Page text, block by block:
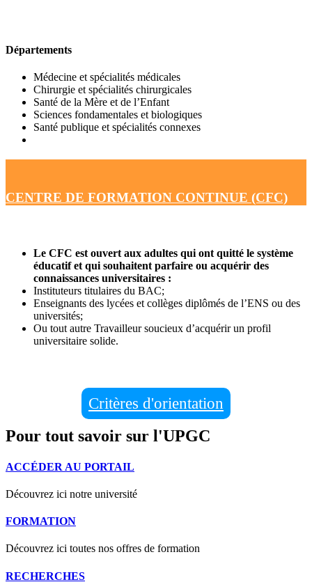
Départements
Médecine et spécialités médicales
Chirurgie et spécialités chirurgicales
Santé de la Mère et de l’Enfant
Sciences fondamentales et biologiques
Santé publique et spécialités connexes
CENTRE DE FORMATION CONTINUE (CFC)
Le CFC est ouvert aux adultes qui ont quitté le système
éducatif et qui souhaitent parfaire ou acquérir des
connaissances universitaires :
Instituteurs titulaires du BAC;
Enseignants des lycées et collèges diplômés de l’ENS ou des
universités;
Ou tout autre Travailleur soucieux d’acquérir un profil
universitaire solide.
Critères d'orientation
Pour tout savoir sur l'UPGC
ACCÉDER AU PORTAIL
Découvrez ici notre université
FORMATION
Découvrez ici toutes nos offres de formation
RECHERCHES